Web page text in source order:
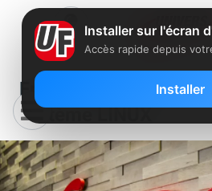
Free recherche un
système LINUX
Installer sur l'écran
Accès rapide depuis
Installer